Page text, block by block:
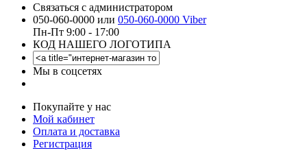
Связаться с администратором
050-060-0000 или 050-060-0000 Viber
Пн-Пт 9:00 - 17:00
КОД НАШЕГО ЛОГОТИПА
Мы в соцсетях
Покупайте у нас
Мой кабинет
Оплата и доставка
Регистрация